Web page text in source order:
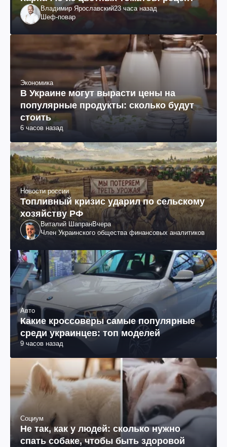
Владимир Ярославский23 часа назад
Шеф-повар
Экономика
В Украине могут вырасти цены на
популярные продукты: сколько будут
стоить
6 часов назад
Новости россии
Топливный кризис ударил по сельскому
хозяйству РФ
Виталий ШапранВчера
Член Украинского общества финансовых аналитиков
Авто
Какие кроссоверы самые популярные
среди украинцев: топ моделей
9 часов назад
Социум
Не так, как у людей: сколько нужно
спать собаке, чтобы быть здоровой